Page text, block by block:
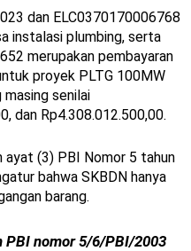
dan ELC0370170006768
instalasi plumbing, serta
merupakan pembayaran
proyek PLTG 100MW
senilai
dan Rp4.308.012.500,00.
ayat (3) PBI Nomor 5 tahun
bahwa SKBDN hanya
barang.
PBI nomor 5/6/PBI/2003